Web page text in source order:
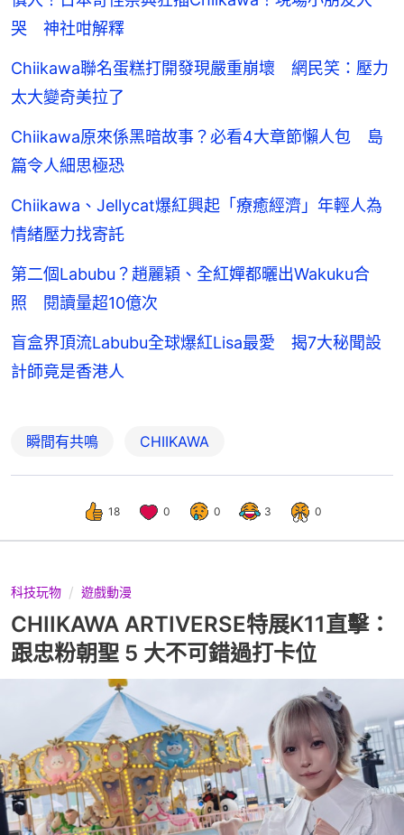
哭 神社咁解釋
Chiikawa聯名蛋糕打開發現嚴重崩壞 網民笑：壓力
太大變奇美拉了
Chiikawa原來係黑暗故事？必看4大章節懶人包 島
篇令人細思極恐
Chiikawa、Jellycat爆紅興起「療癒經濟」年輕人為
情緒壓力找寄託
第二個Labubu？趙麗穎、全紅嬋都曬出Wakuku合
照 閱讀量超10億次
盲盒界頂流Labubu全球爆紅Lisa最愛 揭7大秘聞設
計師竟是香港人
瞬間有共鳴 CHIIKAWA
18 0 0 3 0
科技玩物 遊戲動漫
CHIIKAWA ARTIVERSE特展K11直擊：
跟忠粉朝聖 5 大不可錯過打卡位